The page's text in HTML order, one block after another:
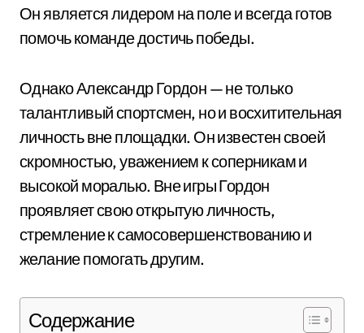
Он является лидером на поле и всегда готов
помочь команде достичь победы.
Однако Александр Гордон — не только
талантливый спортсмен, но и восхитительная
личность вне площадки. Он известен своей
скромностью, уважением к соперникам и
высокой моралью. Вне игры Гордон
проявляет свою открытую личность,
стремление к самосовершенствованию и
желание помогать другим.
Содержание